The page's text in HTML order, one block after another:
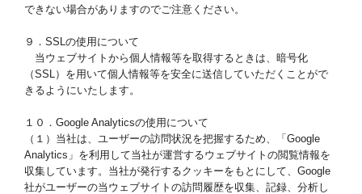
できない場合がありますのでご注意ください。
９．SSLの使用について
当ウェブサイトから個人情報等を取得するときは、暗号化
（SSL）を用いて個人情報等を安全に送信していただくことがで
きるようにいたします。
１０．Google Analyticsの使用について
（１）当社は、ユーザーの訪問状況を把握するため、「Google
Analytics」を利用して当社が運営するウェブサイトの閲覧情報を
収集しています。当社が発行するクッキーをもとにして、Google
社がユーザーの当ウェブサイトの訪問履歴を収集、記録、分析し